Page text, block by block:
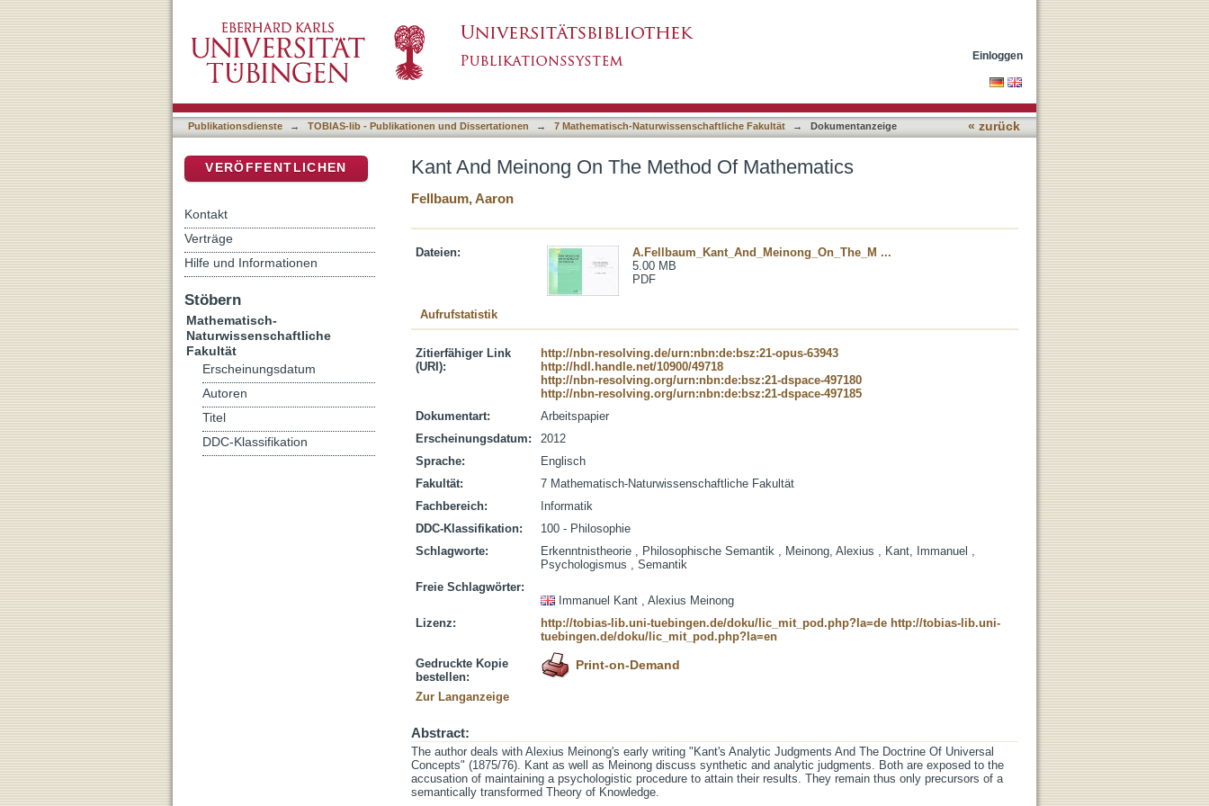
Einloggen
Publikationsdienste → TOBIAS-lib - Publikationen und Dissertationen → 7 Mathematisch-Naturwissenschaftliche Fakultät → Dokumentanzeige « zurück
Kant And Meinong On The Method Of Mathematics
Fellbaum, Aaron
Dateien:
A.Fellbaum_Kant_And_Meinong_On_The_M ...
5.00 MB
PDF
Aufrufstatistik
Zitierfähiger Link
(URI):
http://nbn-resolving.de/urn:nbn:de:bsz:21-opus-63943
http://hdl.handle.net/10900/49718
http://nbn-resolving.org/urn:nbn:de:bsz:21-dspace-497180
http://nbn-resolving.org/urn:nbn:de:bsz:21-dspace-497185
Dokumentart:
Arbeitspapier
Erscheinungsdatum:
2012
Sprache:
Englisch
Fakultät:
7 Mathematisch-Naturwissenschaftliche Fakultät
Fachbereich:
Informatik
DDC-Klassifikation:
100 - Philosophie
Schlagworte:
Erkenntnistheorie , Philosophische Semantik , Meinong, Alexius , Kant, Immanuel ,
Psychologismus , Semantik
Freie Schlagwörter:
Immanuel Kant , Alexius Meinong
Lizenz:
http://tobias-lib.uni-tuebingen.de/doku/lic_mit_pod.php?la=de http://tobias-lib.uni-
tuebingen.de/doku/lic_mit_pod.php?la=en
Gedruckte Kopie
bestellen:
Print-on-Demand
Zur Langanzeige
Abstract:
The author deals with Alexius Meinong's early writing "Kant's Analytic Judgments And The Doctrine Of Universal
Concepts" (1875/76). Kant as well as Meinong discuss synthetic and analytic judgments. Both are exposed to the
accusation of maintaining a psychologistic procedure to attain their results. They remain thus only precursors of a
semantically transformed Theory of Knowledge.
VERÖFFENTLICHEN
Kontakt
Verträge
Hilfe und Informationen
Stöbern
Mathematisch-
Naturwissenschaftliche
Fakultät
Erscheinungsdatum
Autoren
Titel
DDC-Klassifikation